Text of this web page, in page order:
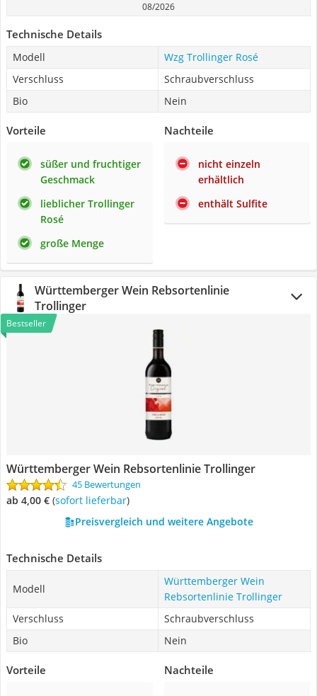
08/2026
Technische Details
Modell
Wzg Trollinger Rosé
Verschluss
Schraubverschluss
Bio
Nein
Vorteile
süßer und fruchtiger
Geschmack
lieblicher Trollinger
Rosé
große Menge
Nachteile
nicht einzeln
erhältlich
enthält Sulfite
Württemberger Wein Rebsortenlinie
Trollinger
Bestseller
Württemberger Wein Rebsortenlinie Trollinger
45 Bewertungen
ab 4,00 € ( Sofort lieferbar)
Preisvergleich und weitere Angebote
Technische Details
Modell
Württemberger Wein
Rebsortenlinie Trollinger
Verschluss
Schraubverschluss
Bio
Nein
Vorteile Nachteile